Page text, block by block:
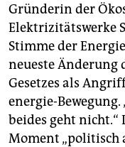
Gründerin der
Elektrizitätswerke
Stimme der
neueste Änderung
Gesetzes als
energie-
beides geht nicht.“
Moment „politisch